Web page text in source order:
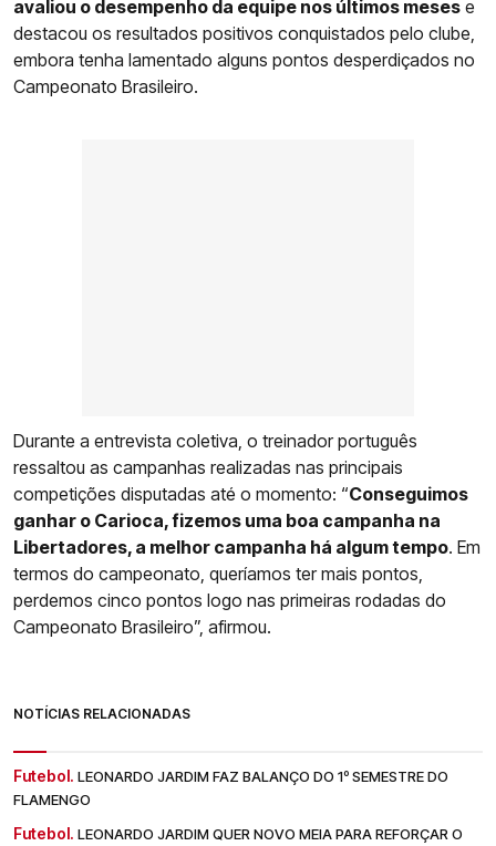
avaliou o desempenho da equipe nos últimos meses e
destacou os resultados positivos conquistados pelo clube,
embora tenha lamentado alguns pontos desperdiçados no
Campeonato Brasileiro.
Durante a entrevista coletiva, o treinador português
ressaltou as campanhas realizadas nas principais
competições disputadas até o momento: “Conseguimos
ganhar o Carioca, fizemos uma boa campanha na
Libertadores, a melhor campanha há algum tempo. Em
termos do campeonato, queríamos ter mais pontos,
perdemos cinco pontos logo nas primeiras rodadas do
Campeonato Brasileiro”, afirmou.
NOTÍCIAS RELACIONADAS
Futebol. LEONARDO JARDIM FAZ BALANÇO DO 1º SEMESTRE DO
FLAMENGO
Futebol. LEONARDO JARDIM QUER NOVO MEIA PARA REFORÇAR O